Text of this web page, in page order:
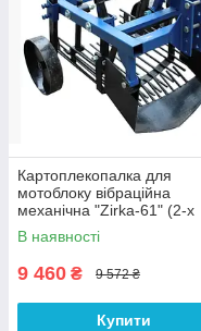
Картоплекопалка для
мотоблоку вібраційна
механічна "Zirka-61" (2-х
ексцентр.)
В наявності
9 460 ₴ 9 572 ₴
Купити